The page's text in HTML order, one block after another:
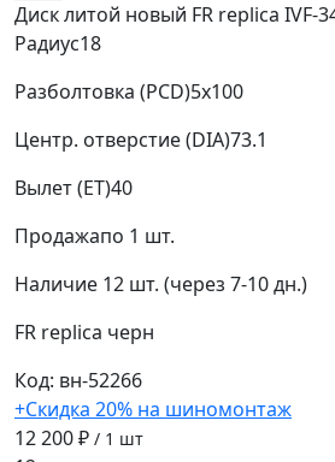
Диск литой новый FR replica IVF-
Радиус18
Разболтовка (PCD)5x100
Центр. отверстие (DIA)73.1
Вылет (ET)40
Продажапо 1 шт.
Наличие 12 шт. (через 7-10 дн.)
FR replica черн
Код: вн-52266
+Скидка 20% на шиномонтаж
12 200 ₽ / 1 шт